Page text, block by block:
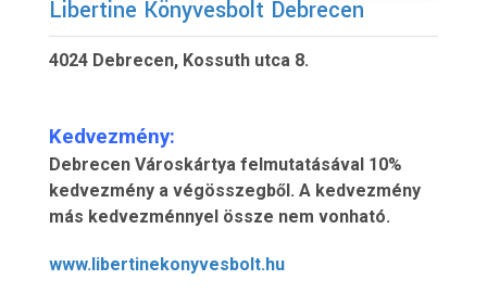
Libertine Könyvesbolt Debrecen
4024 Debrecen, Kossuth utca 8.
Kedvezmény:
Debrecen Városkártya felmutatásával 10%
kedvezmény a végösszegből. A kedvezmény
más kedvezménnyel össze nem vonható.
www.libertinekonyvesbolt.hu